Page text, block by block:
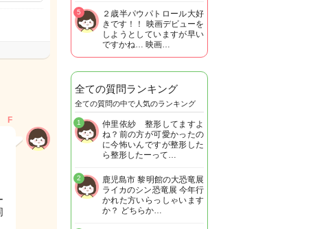
F
２歳半パウパトロール大好
きです！！ 映画デビューを
しようとしていますが早い
ですかね… 映画…
5
全ての質問ランキング
全ての質問の中で人気のランキング
仲里依紗 整形してますよ
ね？前の方が可愛かったの
に今怖いんですが整形した
ら整形したーって…
1
鹿児島市 黎明館の大恐竜展
ライカのシン恐竜展 今年行
かれた方いらっしゃいます
か？ どちらか…
2